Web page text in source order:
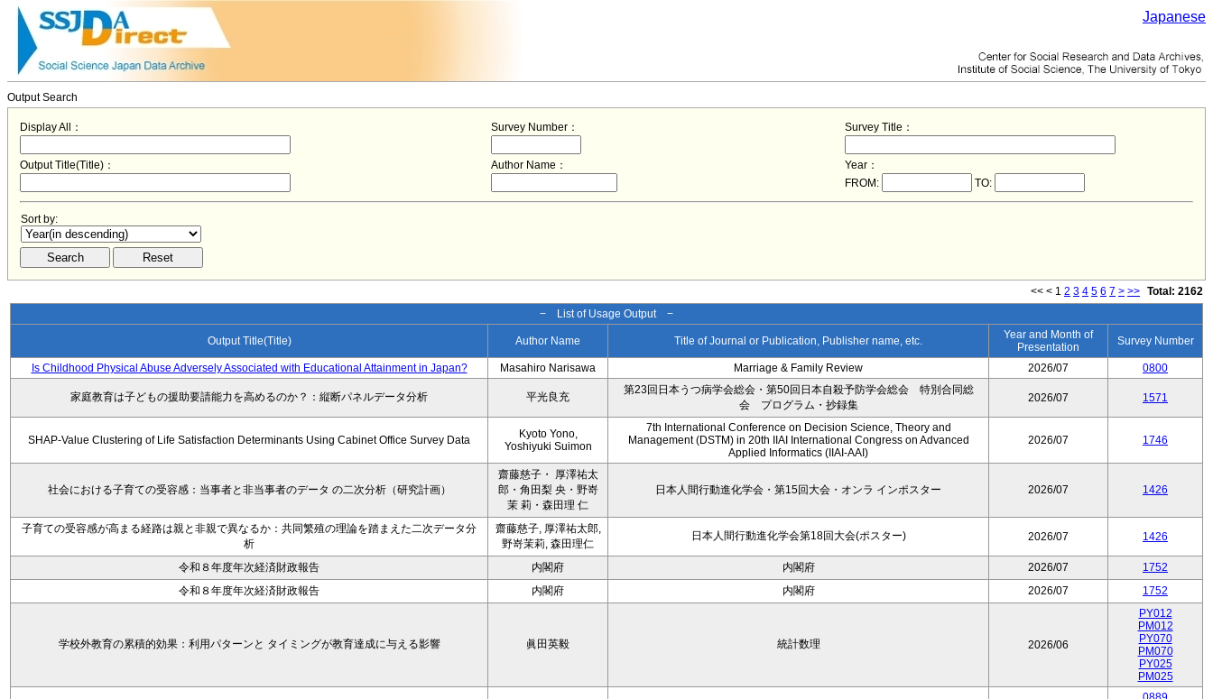
Japanese
Output Search
Display All： Survey Number： Survey Title：
Output Title(Title)： Author Name：
Year：
FROM:
TO:
Sort by:
<< < 1 2 3 4 5 6 7 > >> Total: 2162
− List of Usage Output −
Output Title(Title) Author Name Title of Journal or Publication, Publisher name, etc.
Year and Month of
Presentation
Survey Number
Is Childhood Physical Abuse Adversely Associated with Educational Attainment in Japan? Masahiro Narisawa Marriage & Family Review 2026/07 0800
家庭教育は子どもの援助要請能力を高めるのか？：縦断パネルデータ分析 平光良充
第23回日本うつ病学会総会・第50回日本自殺予防学会総会 特別合同総
会 プログラム・抄録集
2026/07 1571
SHAP-Value Clustering of Life Satisfaction Determinants Using Cabinet Office Survey Data
Kyoto Yono,
Yoshiyuki Suimon
7th International Conference on Decision Science, Theory and
Management (DSTM) in 20th IIAI International Congress on Advanced
Applied Informatics (IIAI-AAI)
2026/07 1746
社会における子育ての受容感：当事者と非当事者のデータ の二次分析（研究計画）
齋藤慈子・ 厚澤祐太
郎・角田梨 央・野嵜
茉 莉・森田理 仁
日本人間行動進化学会・第15回大会・オンラ インポスター 2026/07 1426
子育ての受容感が高まる経路は親と非親で異なるか：共同繁殖の理論を踏まえた二次データ分
析
齋藤慈子, 厚澤祐太郎,
野嵜茉莉, 森田理仁
日本人間行動進化学会第18回大会(ポスター) 2026/07 1426
令和８年度年次経済財政報告 内閣府 内閣府 2026/07
1752
令和８年度年次経済財政報告
内閣府 内閣府 2026/07 1752
学校外教育の累積的効果：利用パターンと タイミングが教育達成に与える影響 眞田英毅 統計数理 2026/06
PY012
PM012
PY070
PM070
PY025
PM025